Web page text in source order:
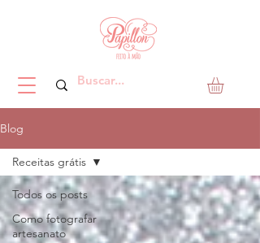
Blog
Todos os posts
Como fotografar
artesanato
Receitas grátis